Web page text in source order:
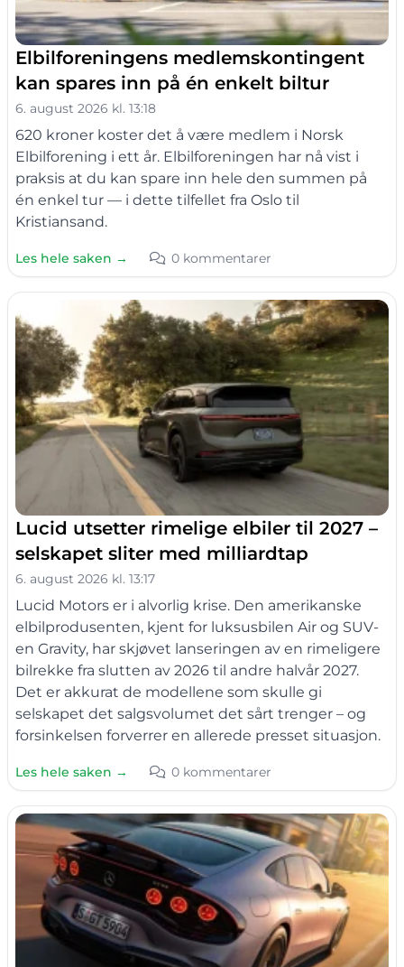
Elbilforeningens medlemskontingent
kan spares inn på én enkelt biltur
6. august 2026 kl. 13:18
620 kroner koster det å være medlem i Norsk
Elbilforening i ett år. Elbilforeningen har nå vist i
praksis at du kan spare inn hele den summen på
én enkel tur — i dette tilfellet fra Oslo til
Kristiansand.
Les hele saken → 0 kommentarer
Lucid utsetter rimelige elbiler til 2027 –
selskapet sliter med milliardtap
6. august 2026 kl. 13:17
Lucid Motors er i alvorlig krise. Den amerikanske
elbilprodusenten, kjent for luksusbilen Air og SUV-
en Gravity, har skjøvet lanseringen av en rimeligere
bilrekke fra slutten av 2026 til andre halvår 2027.
Det er akkurat de modellene som skulle gi
selskapet det salgsvolumet det sårt trenger – og
forsinkelsen forverrer en allerede presset situasjon.
Les hele saken → 0 kommentarer